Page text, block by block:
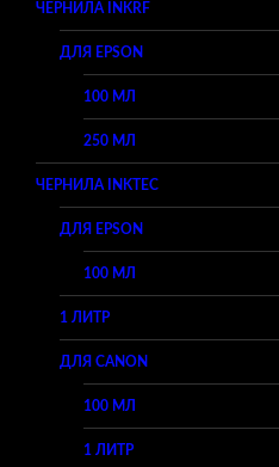
ЧЕРНИЛА INKRF
ДЛЯ EPSON
100 МЛ
250 МЛ
ЧЕРНИЛА INKTEC
ДЛЯ EPSON
100 МЛ
1 ЛИТР
ДЛЯ CANON
100 МЛ
1 ЛИТР